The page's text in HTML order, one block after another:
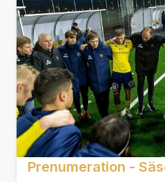
Prenumeration -